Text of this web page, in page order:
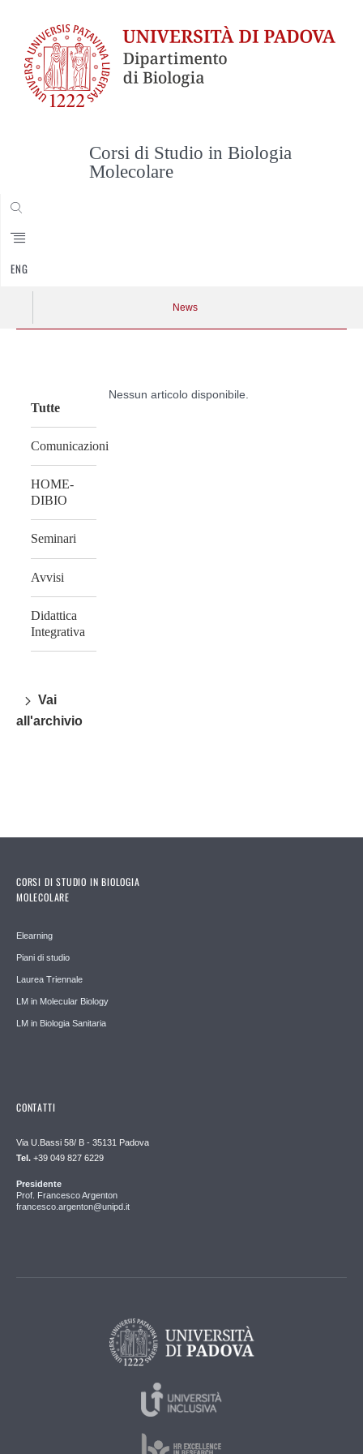
Corsi di Studio in Biologia
Molecolare
ENG
News
Tutte
Comunicazioni
HOME-
DIBIO
Seminari
Avvisi
Didattica
Integrativa
Vai
all'archivio
Nessun articolo disponibile.
CORSI DI STUDIO IN BIOLOGIA
MOLECOLARE
Elearning
Piani di studio
Laurea Triennale
LM in Molecular Biology
LM in Biologia Sanitaria
CONTATTI
Via U.Bassi 58/ B - 35131 Padova
Tel. +39 049 827 6229
Presidente
Prof. Francesco Argenton
francesco.argenton@unipd.it